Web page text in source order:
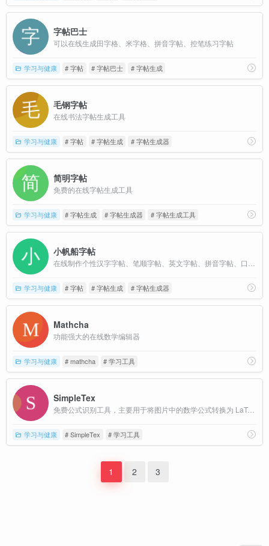
字帖巴士
可以在线生成田字格、米字格、拼音字帖、控笔练习字帖
学习与健康 # 字帖 # 字帖巴士 # 字帖生成
毛钢字帖
在线书法字帖生成工具
学习与健康 # 字帖 # 字帖生成 # 字帖生成器
简明字帖
免费的在线字帖生成工具
学习与健康 # 字帖生成 # 字帖生成器 # 字帖生成工具
小帆船字帖
学习与健康 # 字帖 # 字帖生成 # 字帖生成器
Mathcha
功能强大的在线数学编辑器
学习与健康 # mathcha # 学习工具
SimpleTex
免费公式识别工具，主要用于将图片中的数学公式转换为 LaTeX 表达式
学习与健康 # SimpleTex # 学习工具
1 2 3